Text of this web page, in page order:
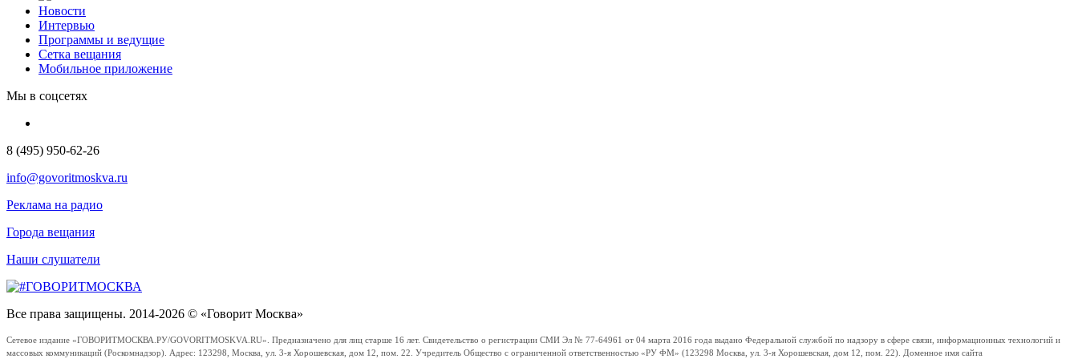
Новости
Интервью
Программы и ведущие
Сетка вещания
Мобильное приложение
Мы в соцсетях
8 (495) 950-62-26
info@govoritmoskva.ru
Реклама на радио
Города вещания
Наши слушатели
Все права защищены. 2014-2026 © «Говорит Москва»
Сетевое издание «ГОВОРИТМОСКВА.РУ/GOVORITMOSKVA.RU». Предназначено для лиц старше 16 лет. Свидетельство о регистрации СМИ Эл № 77-64961 от 04 марта 2016 года выдано Федеральной службой по надзору в сфере связи, информационных технологий и
массовых коммуникаций (Роскомнадзор). Адрес: 123298, Москва, ул. 3-я Хорошевская, дом 12, пом. 22. Учредитель Общество с ограниченной ответственностью «РУ ФМ» (123298 Москва, ул. 3-я Хорошевская, дом 12, пом. 22). Доменное имя сайта